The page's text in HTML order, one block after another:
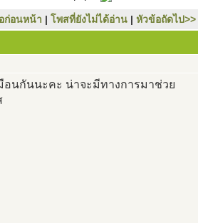
ก่อนหน้า | โพสที่ยังไม่ได้อ่าน | หัวข้อถัดไป>>
อนกันนะคะ น่าจะมีทางการมาช่วย